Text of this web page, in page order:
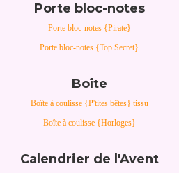
Porte bloc-notes
Porte bloc-notes {Pirate}
Porte bloc-notes {Top Secret}
Boîte
Boîte à coulisse {P'tites bêtes} tissu
Boîte à coulisse {Horloges}
Calendrier de l'Avent